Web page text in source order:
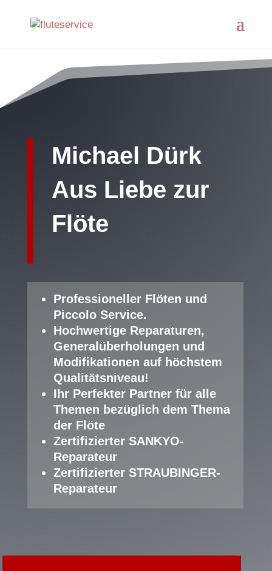
Michael Dürk
Aus Liebe zur
Flöte
Professioneller Fl öten und
Piccolo Service.
Hochwertige Reparaturen,
Generalüberholungen und
Modifikationen auf höchstem
Qualitätsniveau!
Ihr Perfekter Partner für alle
Themen bezüglich dem Thema
der Flöte
Zertifizierter SANKYO-
Reparateur
Zertifizierter STRAUBINGER-
Reparateur